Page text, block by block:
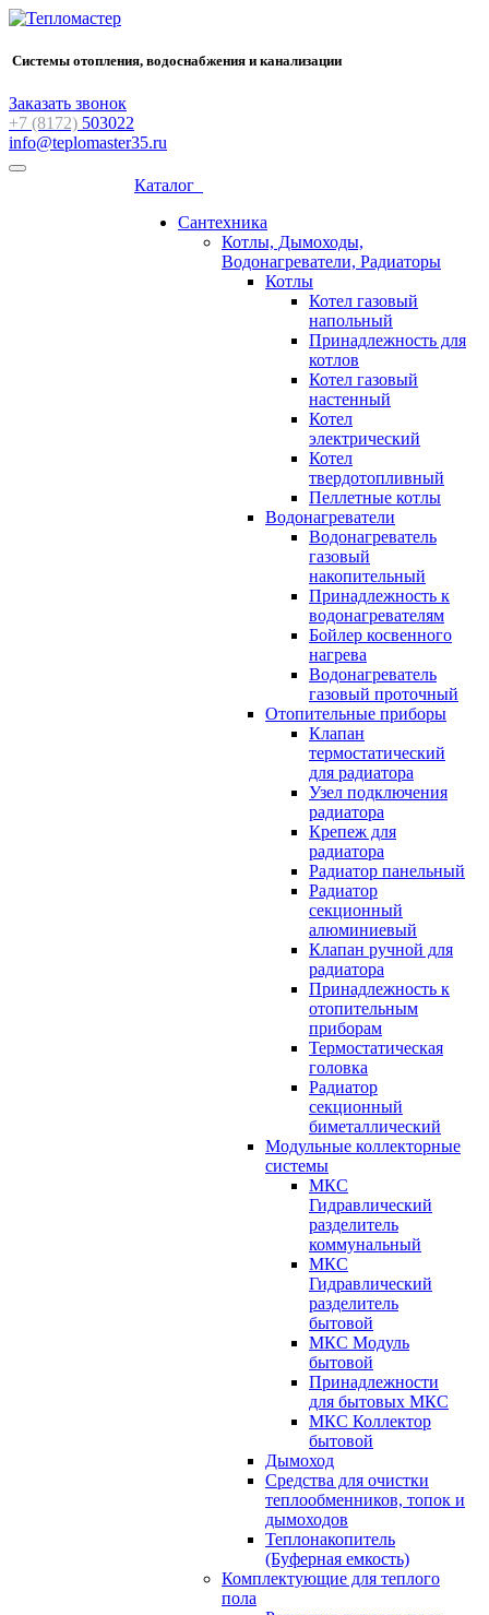
Системы отопления, водоснабжения и канализации
Заказать звонок
+7 (8172) 503022
info@teplomaster35.ru
Каталог
Сантехника
Котлы, Дымоходы,
Водонагреватели, Радиаторы
Котлы
Котел газовый
напольный
Принадлежность для
котлов
Котел газовый
настенный
Котел
электрический
Котел
твердотопливный
Пеллетные котлы
Водонагреватели
Водонагреватель
газовый
накопительный
Принадлежность к
водонагревателям
Бойлер косвенного
нагрева
Водонагреватель
газовый проточный
Отопительные приборы
Клапан
термостатический
для радиатора
Узел подключения
радиатора
Крепеж для
радиатора
Радиатор панельный
Радиатор
секционный
алюминиевый
Клапан ручной для
радиатора
Принадлежность к
отопительным
приборам
Термостатическая
головка
Радиатор
секционный
биметаллический
Модульные коллекторные
системы
МКС
Гидравлический
разделитель
коммунальный
МКС
Гидравлический
разделитель
бытовой
МКС Модуль
бытовой
Принадлежности
для бытовых МКС
МКС Коллектор
бытовой
Дымоход
Средства для очистки
теплообменников, топок и
дымоходов
Теплонакопитель
(Буферная емкость)
Комплектующие для теплого
пола